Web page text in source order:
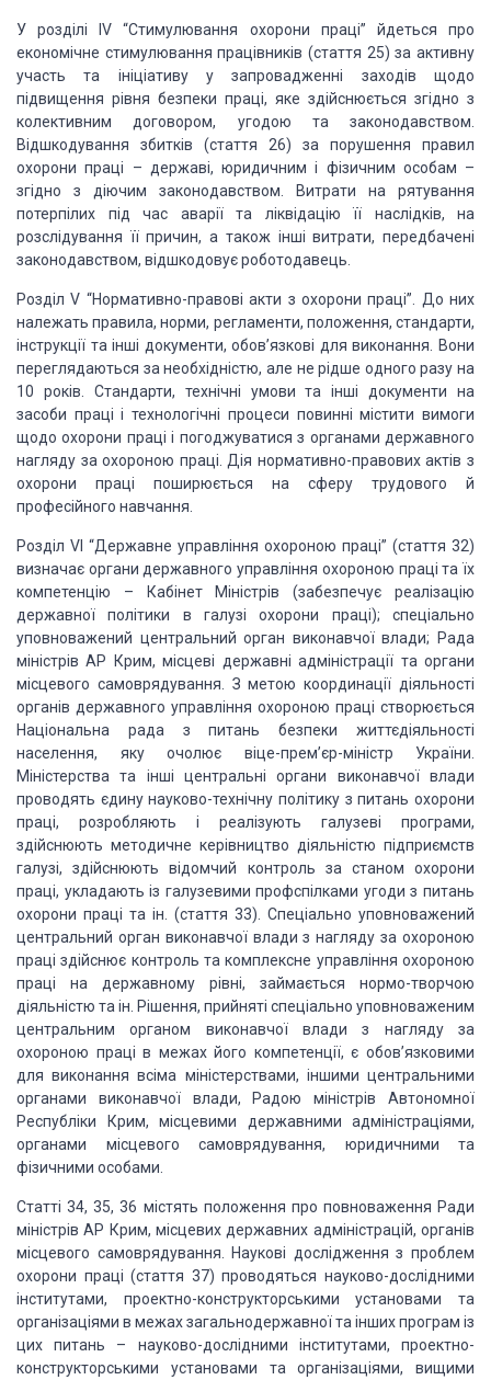
У розділі IV “Стимулювання охорони праці” йдеться про
економічне стимулювання працівників (стаття 25) за активну
участь та ініціативу у запровадженні заходів щодо
підвищення рівня безпеки праці, яке здійснюється згідно з
колективним договором, угодою та законодавством.
Відшкодування збитків (стаття 26) за порушення правил
охорони праці – державі, юридичним і фізичним особам –
згідно з діючим законодавством. Витрати на рятування
потерпілих під час аварії та ліквідацію її наслідків, на
розслідування її причин, а також інші витрати, передбачені
законодавством, відшкодовує роботодавець.
Розділ V “Нормативно-правові акти з охорони праці”. До них
належать правила, норми, регламенти, положення, стандарти,
інструкції та інші документи, обов’язкові для виконання. Вони
переглядаються за необхідністю, але не рідше одного разу на
10 років. Стандарти, технічні умови та інші документи на
засоби праці і технологічні процеси повинні містити вимоги
щодо охорони праці і погоджуватися з органами державного
нагляду за охороною праці. Дія нормативно-правових актів з
охорони праці поширюється на сферу трудового й
професійного навчання.
Розділ VI “Державне управління охороною праці” (стаття 32)
визначає органи державного управління охороною праці та їх
компетенцію – Кабінет Міністрів (забезпечує реалізацію
державної політики в галузі охорони праці); спеціально
уповноважений центральний орган виконавчої влади; Рада
міністрів АР Крим, місцеві державні адміністрації та органи
місцевого самоврядування. З метою координації діяльності
органів державного управління охороною праці створюється
Національна рада з питань безпеки життєдіяльності
населення, яку очолює віце-прем’єр-міністр України.
Міністерства та інші центральні органи виконавчої влади
проводять єдину науково-технічну політику з питань охорони
праці, розробляють і реалізують галузеві програми,
здійснюють методичне керівництво діяльністю підприємств
галузі, здійснюють відомчий контроль за станом охорони
праці, укладають із галузевими профспілками угоди з питань
охорони праці та ін. (стаття 33). Спеціально уповноважений
центральний орган виконавчої влади з нагляду за охороною
праці здійснює контроль та комплексне управління охороною
праці на державному рівні, займається нормо-творчою
діяльністю та ін. Рішення, прийняті спеціально уповноваженим
центральним органом виконавчої влади з нагляду за
охороною праці в межах його компетенції, є обов’язковими
для виконання всіма міністерствами, іншими центральними
органами виконавчої влади, Радою міністрів Автономної
Республіки Крим, місцевими державними адміністраціями,
органами місцевого самоврядування, юридичними та
фізичними особами.
Статті 34, 35, 36 містять положення про повноваження Ради
міністрів АР Крим, місцевих державних адміністрацій, органів
місцевого самоврядування. Наукові дослідження з проблем
охорони праці (стаття 37) проводяться науково-дослідними
інститутами, проектно-конструкторськими установами та
організаціями в межах загальнодержавної та інших програм із
цих питань – науково-дослідними інститутами, проектно-
конструкторськими установами та організаціями, вищими